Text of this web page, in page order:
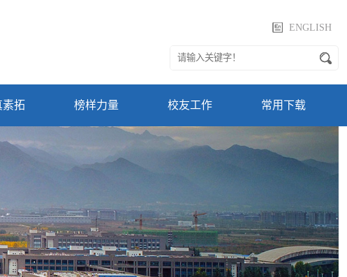
ENGLISH
素拓 榜样力量 校友工作 常用下载